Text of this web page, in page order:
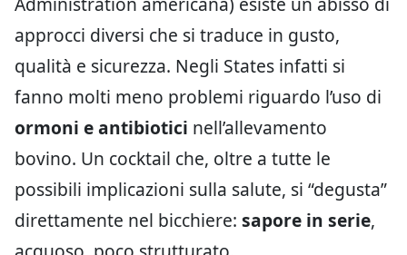
approcci diversi che si traduce in gusto,
qualità e sicurezza. Negli States infatti si
fanno molti meno problemi riguardo l’uso di
ormoni e antibiotici nell’allevamento
bovino. Un cocktail che, oltre a tutte le
possibili implicazioni sulla salute, si “degusta”
direttamente nel bicchiere: sapore in serie,